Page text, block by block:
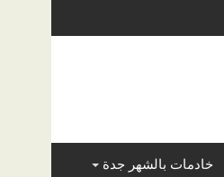
خادمات بالشهر جدة